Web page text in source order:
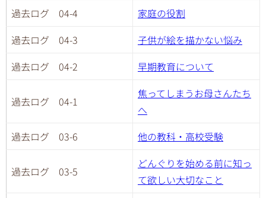
過去ログ 04-4
家庭の役割
過去ログ 04-3
子供が絵を描かない悩み
過去ログ 04-2
早期教育について
過去ログ 04-1
焦ってしまうお母さんたち
へ
過去ログ 03-6
他の教科・高校受験
過去ログ 03-5
どんぐりを始める前に知っ
て欲しい大切なこと